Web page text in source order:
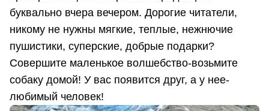
буквально вчера вечером. Дорогие читатели,
никому не нужны мягкие, теплые, нежнючие
пушистики, суперские, добрые подарки?
Совершите маленькое волшебство-возьмите
собаку домой! У вас появится друг, а у нее-
любимый человек!